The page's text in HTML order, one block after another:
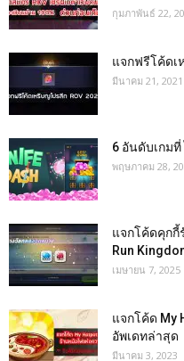
กุมภาพันธ์ 22,
แจกฟรีโค้ดเ
มีนาคม 21, 2021
6 อันดับเกมที่
พฤษภาคม 28,
แจกโค้ดคุกกี้
Run
เมษายน 7, 2025
แจกโค้ด My
อัพเดทล่าสุด
มีนาคม 3, 2023